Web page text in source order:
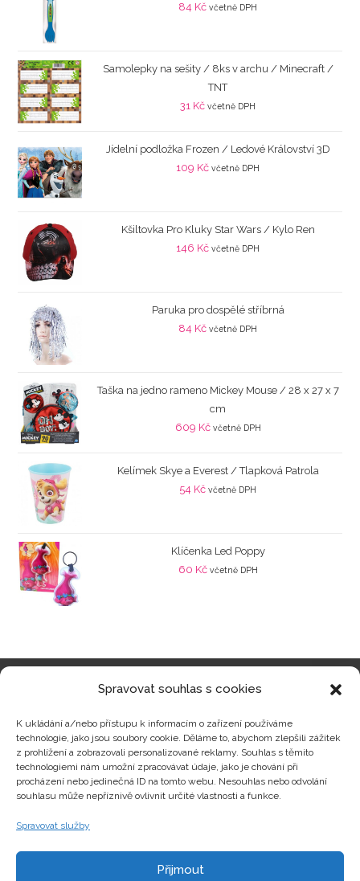
Spravovat souhlas s cookies
K ukládání a/nebo přístupu k informacím o zařízení používáme
technologie, jako jsou soubory cookie. Děláme to, abychom zlepšili zážitek
z prohlížení a zobrazovali personalizované reklamy. Souhlas s těmito
technologiemi nám umožní zpracovávat údaje, jako je chování při
procházení nebo jedinečná ID na tomto webu. Nesouhlas nebo odvolání
souhlasu může nepříznivě ovlivnit určité vlastnosti a funkce.
Spravovat služby
Přijmout
84 Kč včetně DPH
Samolepky na sešity / 8ks v archu / Minecraft /
TNT
31 Kč včetně DPH
Jídelní podložka Frozen / Ledové Království 3D
109 Kč včetně DPH
Kšiltovka Pro Kluky Star Wars / Kylo Ren
146 Kč včetně DPH
Paruka pro dospělé stříbrná
84 Kč včetně DPH
Taška na jedno rameno Mickey Mouse / 28 x 27 x 7
cm
609 Kč včetně DPH
Kelímek Skye a Everest / Tlapková Patrola
54 Kč včetně DPH
Klíčenka Led Poppy
60 Kč včetně DPH
Zajímavosti
Kontakty